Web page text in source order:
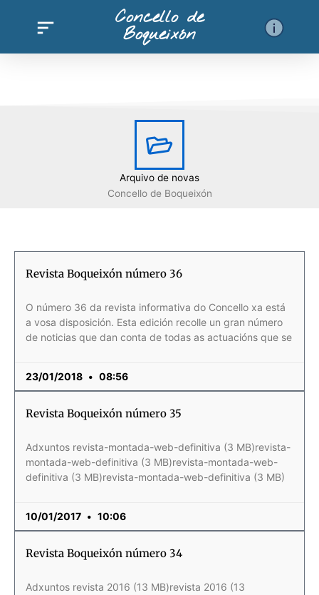
Concello de
Boqueixón
Arquivo de novas
Concello de Boqueixón
Revista Boqueixón número 36
O número 36 da revista informativa do Concello xa está
a vosa disposición. Esta edición recolle un gran número
de noticias que dan conta de todas as actuacións que se
23/01/2018 08:56
Revista Boqueixón número 35
Adxuntos revista-montada-web-definitiva (3 MB)revista-
montada-web-definitiva (3 MB)revista-montada-web-
definitiva (3 MB)revista-montada-web-definitiva (3 MB)
10/01/2017 10:06
Revista Boqueixón número 34
Adxuntos revista 2016 (13 MB)revista 2016 (13